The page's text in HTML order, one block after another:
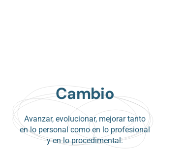
Cambio
Avanzar, evolucionar, mejorar tanto
en lo personal como en lo profesional
y en lo procedimental.